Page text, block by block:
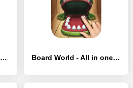
X-Poker - Online Home Game - [MOD Бесконечные монеты] Board World - All in one game - [MOD Бесконечные деньги]